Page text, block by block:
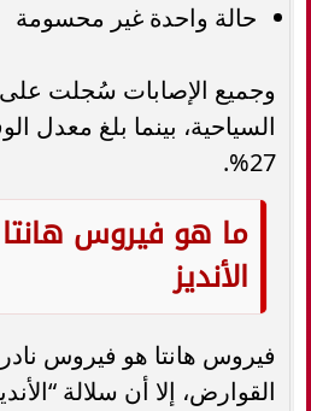
حالة واحدة غير محسومة
وجميع الإصابات سُجلت على
السياحية، بينما بلغ معدل
27%.
ما هو فيروس
الأنديز
فيروس هانتا هو فيروس نادر
القوارض، إلا أن سلالة